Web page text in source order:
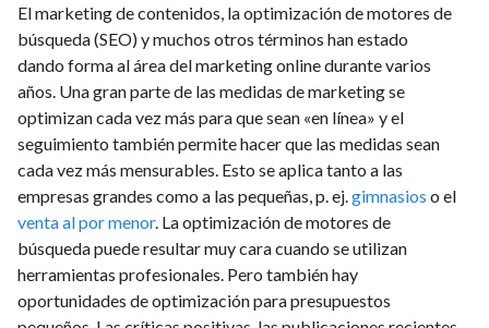
El marketing de contenidos, la optimización de motores de
búsqueda (SEO) y muchos otros términos han estado
dando forma al área del marketing online durante varios
años. Una gran parte de las medidas de marketing se
optimizan cada vez más para que sean «en línea» y el
seguimiento también permite hacer que las medidas sean
cada vez más mensurables. Esto se aplica tanto a las
empresas grandes como a las pequeñas, p. ej.gimnasios o el
venta al por menor. La optimización de motores de
búsqueda puede resultar muy cara cuando se utilizan
herramientas profesionales. Pero también hay
oportunidades de optimización para presupuestos